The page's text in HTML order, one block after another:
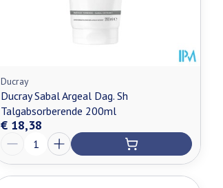
Ducray
Ducray Sabal Argeal Dag. Sh
Talgabsorberende 200ml
€ 18,38
Aantal